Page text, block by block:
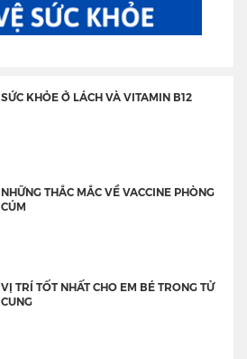
SỨC KHỎE Ở LÁCH VÀ VITAMIN B12
NHỮNG THẮC MẮC VỀ VACCINE PHÒNG
CÚM
VỊ TRÍ TỐT NHẤT CHO EM BÉ TRONG TỬ
CUNG